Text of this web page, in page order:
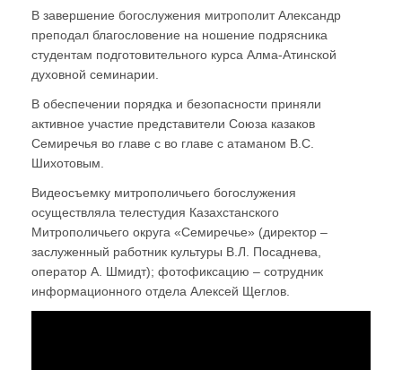
В завершение богослужения митрополит Александр
преподал благословение на ношение подрясника
студентам подготовительного курса Алма-Атинской
духовной семинарии.
В обеспечении порядка и безопасности приняли
активное участие представители Союза казаков
Семиречья во главе с во главе с атаманом В.С.
Шихотовым.
Видеосъемку митрополичьего богослужения
осуществляла телестудия Казахстанского
Митрополичьего округа «Семиречье» (директор –
заслуженный работник культуры В.Л. Посаднева,
оператор А. Шмидт); фотофиксацию – сотрудник
информационного отдела Алексей Щеглов.